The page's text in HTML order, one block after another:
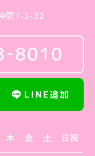
間7-2-32
木 金 土 日祝